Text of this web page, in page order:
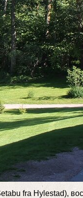
fra Hylestad),